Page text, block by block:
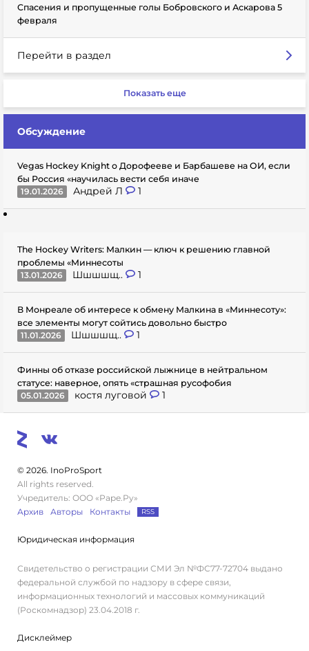
Спасения и пропущенные голы Бобровского и Аскарова 5
февраля
Перейти в раздел
Показать еще
Обсуждение
Vegas Hockey Knight о Дорофееве и Барбашеве на ОИ, если
бы Россия «научилась вести себя иначе
19.01.2026
Андрей Л 1
The Hockey Writers: Малкин — ключ к решению главной
проблемы «Миннесоты
13.01.2026
Шшшшщ.. 1
В Монреале об интересе к обмену Малкина в «Миннесоту»:
все элементы могут сойтись довольно быстро
11.01.2026
Шшшшщ.. 1
Финны об отказе российской лыжнице в нейтральном
статусе: наверное, опять «страшная русофобия
05.01.2026
костя луговой 1
© 2026. InoProSport
All rights reserved.
Учредитель: ООО «Раре.Ру»
Архив
Авторы Контакты RSS
Юридическая информация
Свидетельство о регистрации СМИ Эл №ФС77-72704 выдано
федеральной службой по надзору в сфере связи,
информационных технологий и массовых коммуникаций
(Роскомнадзор) 23.04.2018 г.
Дисклеймер